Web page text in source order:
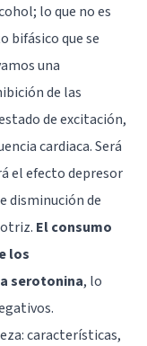
lo que no es
bifásico que se
una
de las
de excitación,
cardiaca. Será
el efecto depresor
disminución de
El consumo
los
serotonina, lo
características,